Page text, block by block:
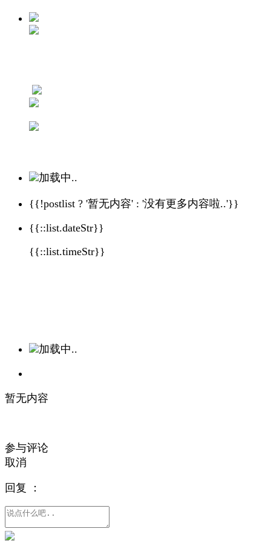
加载中..
{{!postlist ? '暂无内容' : '没有更多内容啦..'}}
{{::list.dateStr}}
{{::list.timeStr}}
加载中..
暂无内容
参与评论
取消
回复 ：